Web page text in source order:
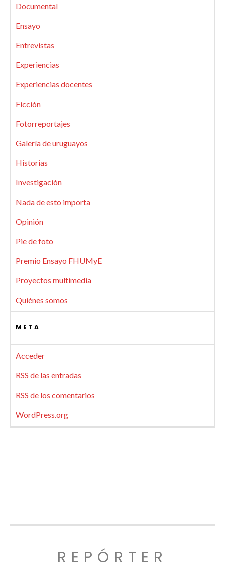
Documental
Ensayo
Entrevistas
Experiencias
Experiencias docentes
Ficción
Fotorreportajes
Galería de uruguayos
Historias
Investigación
Nada de esto importa
Opinión
Pie de foto
Premio Ensayo FHUMyE
Proyectos multimedia
Quiénes somos
META
Acceder
RSS de las entradas
RSS de los comentarios
WordPress.org
REPÓRTER